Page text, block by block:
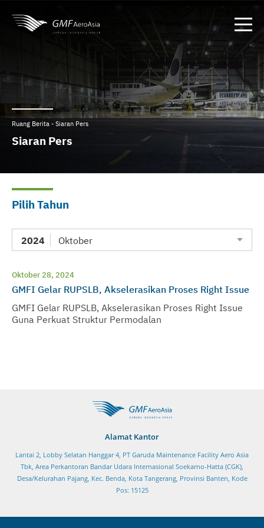
Ruang Berita - Siaran Pers
Siaran Pers
Pilih Tahun
2024 Oktober
Oktober 28, 2024
GMFI Gelar RUPSLB, Akselerasikan Proses Right Issue
GMFI Gelar RUPSLB, Akselerasikan Proses Right Issue
Guna Perkuat Struktur Permodalan
Alamat Kantor
Lantai 2, Lobby Selatan Hanggar 4, PT Garuda Maintenance Facility Aero Asia
Tbk, Area Perkantoran Bandar Udara Internasional Soekarno-Hatta (CGK),
Desa/Kelurahan Pajang, Kec. Benda, Kota Tangerang, Provinsi Banten, Kode
Pos: 15125